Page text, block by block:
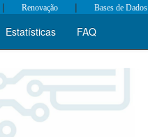
| Renovação | Bases de Dados
Estatísticas FAQ